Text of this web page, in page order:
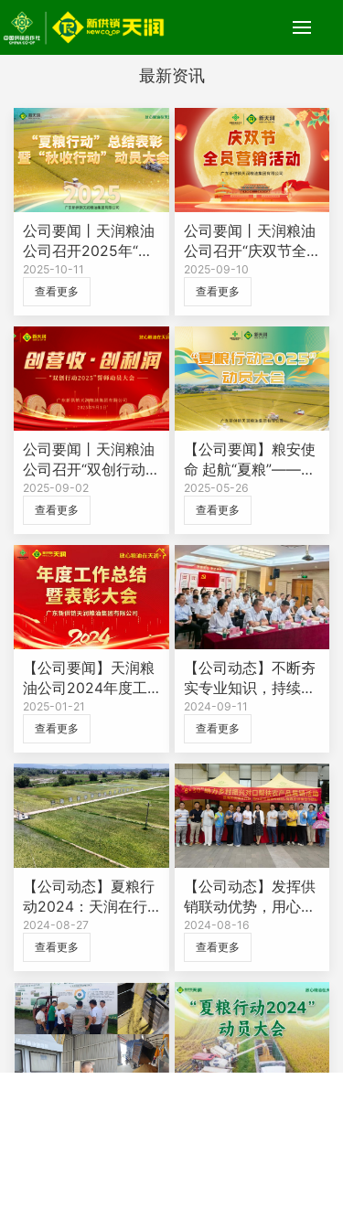
最新资讯
公司要闻丨天润粮油
公司召开2025年“夏
粮行动”总结表彰暨
“秋收行动”动员大会
2025-10-11
查看更多
公司要闻丨天润粮油
公司召开“庆双节全
员营销活动”动员大
会
2025-09-10
查看更多
公司要闻丨天润粮油
公司召开“双创行动
2025”誓师动员大会
2025-09-02
查看更多
【公司要闻】粮安使
命 起航“夏粮”——天
润粮油公司召开“夏
粮行动2025”动员大
会
2025-05-26
查看更多
【公司要闻】天润粮
油公司2024年度工
作总结暨表彰大会圆
满举行
2025-01-21
查看更多
【公司动态】不断夯
实专业知识，持续提
升综合能力——天润
公司开展法律及财务
知识专题培训
2024-09-11
查看更多
【公司动态】夏粮行
动2024：天润在行
动，保障夏粮抢收
2024-08-27
查看更多
【公司动态】发挥供
销联动优势，用心用
情携手助力消费帮扶
2024-08-16
查看更多